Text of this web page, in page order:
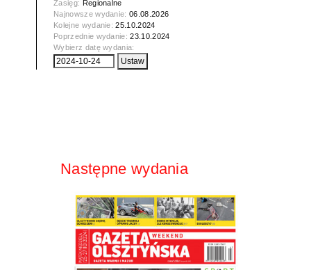
Zasięg: Regionalne
Najnowsze wydanie:06.08.2026
Kolejne wydanie:25.10.2024
Poprzednie wydanie:23.10.2024
Wybierz datę wydania:
Następne wydania